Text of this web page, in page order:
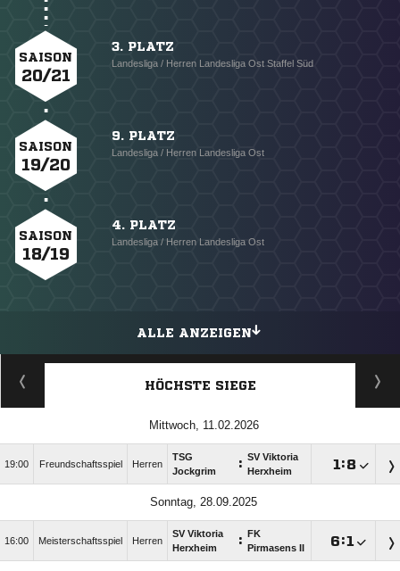
SAISON
20/21
3. PLATZ
Landesliga / Herren Landesliga Ost Staffel Süd
SAISON
19/20
9. PLATZ
Landesliga / Herren Landesliga Ost
SAISON
18/19
4. PLATZ
Landesliga / Herren Landesliga Ost
ALLE ANZEIGEN
HÖCHSTE SIEGE
Mittwoch, 11.02.2026
19:00 Freundschaftsspiel Herren
TSG
Jockgrim
: SV Viktoria
Herxheim
:
Sonntag, 28.09.2025
16:00 Meisterschaftsspiel Herren
SV Viktoria
Herxheim
:
FK
Pirmasens II
: